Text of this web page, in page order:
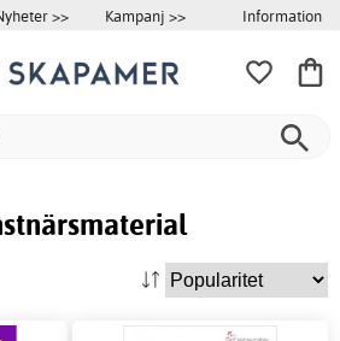
>> Kampanj >> Information